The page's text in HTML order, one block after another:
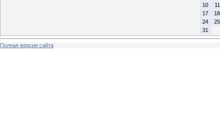
10
11
17
18
24
25
31
Полная версия сайта